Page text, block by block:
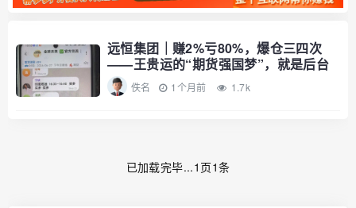
远恒集团｜赚2%亏80%，爆仓三四次
——王贵运的“期货强国梦”，就是后台
改几佚名 1个月前 1.7k
已加载完毕...1页1条